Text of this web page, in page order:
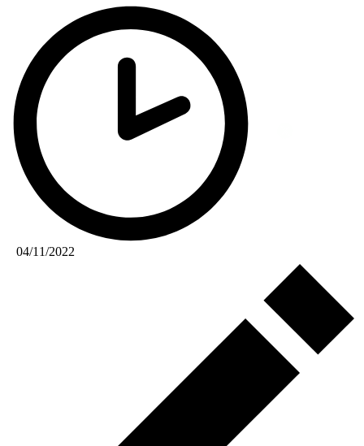
04/11/2022